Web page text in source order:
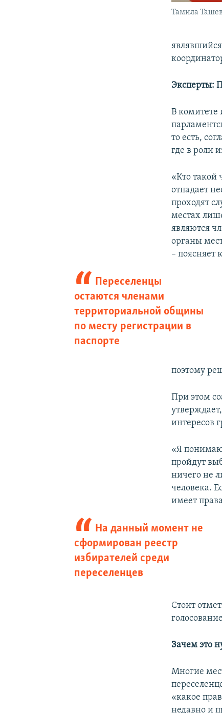
Тамила
Эксперты:
В комитете
то есть,
где в роли
«Кто такой
отпадает
проходят
местах
являются
органы
– поясняет
Переселенцы
остаются членами
территориальной общины
по месту регистрации в
паспорте
поэтому
При этом
интересов
«Я
пройдут
ничего не
человека.
имеет
На данный момент не
сформирован реестр
избирателей среди
переселенцев
Стоит
Зачем это
Многие
«какое
недавно и